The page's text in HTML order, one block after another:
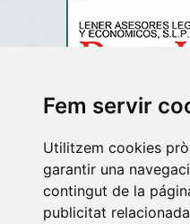
Fem servir
Utilitzem cookies
garantir una
contingut de la
publicitat
“Reconeixement a Lener i a 18
Best Lawyer 2025 a Espanya,
M&A, Insolvency and
Real Estate Law, Banking